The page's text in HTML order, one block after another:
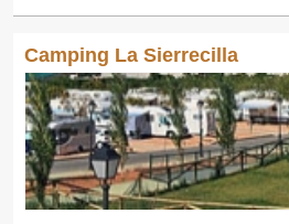
Camping La Sierrecilla